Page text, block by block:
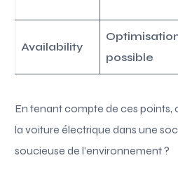
Availability
possible
En tenant compte de ces points,
la voiture électrique dans une
soucieuse de l’environnement ?